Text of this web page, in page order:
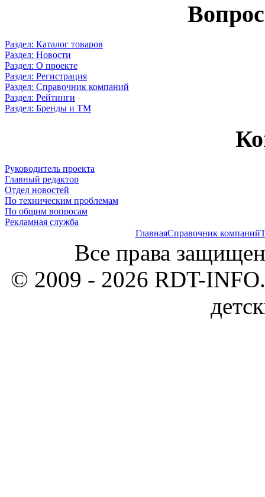
Раздел: Каталог товаров
Раздел: Новости
Раздел: О проекте
Раздел: Регистрация
Раздел: Справочник компаний
Раздел: Рейтинги
Раздел: Бренды и ТМ
Руководитель проекта
Главный редактор
Отдел новостей
По техническим проблемам
По общим вопросам
Рекламная служба
ГлавнаяСправочник компаний
Все права
© 2009 - 2026 RDT-